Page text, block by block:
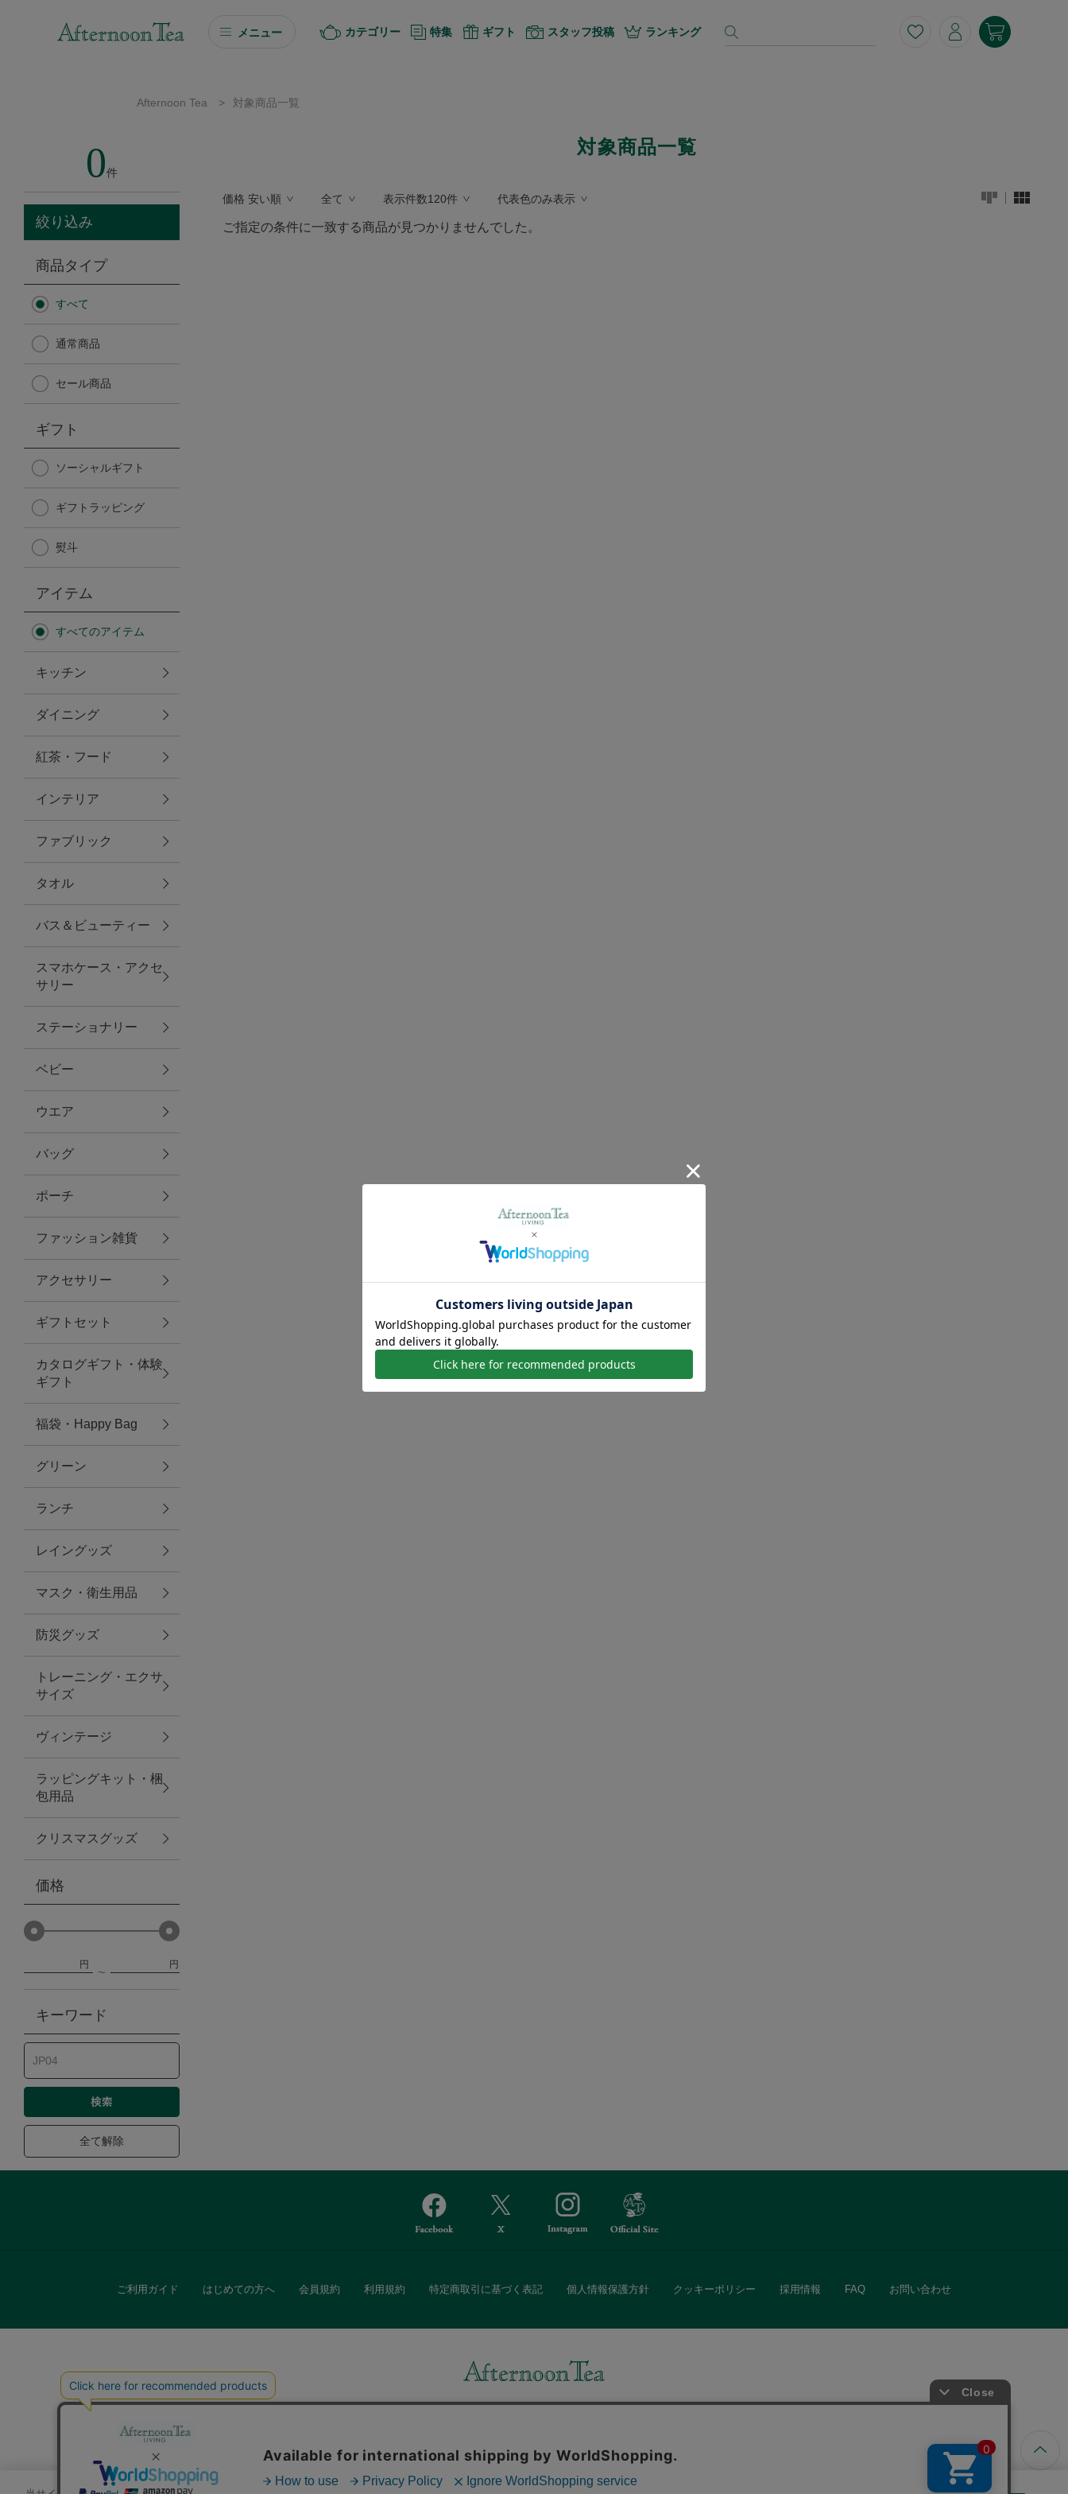
メニュー
ソーシャルギフト
カタログギフト
Afternoon Tea TEAROOM
Afternoon Tea TEAROOM
日傘
保冷バッグ
無重力シリーズ
トラベルグッズ
ランチ
バッグ
キッチン・ダイニング
ダイニング
キッチン
ファブリック
グリーン
バス＆ビューティー
バス＆ビューティー
タオル
ウエア＆バッグ
ウエア
レイングッズ
アクセサリー
ファッション雑貨
ファッショングッズ
スマホケース・アクセサリー
ポーチ
ステーショナリー
その他
紅茶・フード
防災グッズ・非常食
トレーニング
ヴィンテージ
カテゴリー 特集 ギフト スタッフ投稿 ランキング
Afternoon Tea > 対象商品一覧
0件
絞り込み
商品タイプ
すべて
通常商品
セール商品
ギフト
ソーシャルギフト
ギフトラッピング
熨斗
アイテム
すべてのアイテム
キッチン
ダイニング
紅茶・フード
インテリア
ファブリック
タオル
バス＆ビューティー
スマホケース・アクセ
サリー
ステーショナリー
ベビー
ウエア
バッグ
ポーチ
ファッション雑貨
アクセサリー
ギフトセット
カタログギフト・体験
ギフト
福袋・Happy Bag
グリーン
ランチ
レイングッズ
マスク・衛生用品
防災グッズ
トレーニング・エクサ
サイズ
ヴィンテージ
ラッピングキット・梱
包用品
クリスマスグッズ
価格
円 円
キーワード
全て解除
対象商品一覧
価格 安い順 全て 表示件数120件 代表色のみ表示
ご指定の条件に一致する商品が見つかりませんでした。
ご利用ガイド はじめての方へ 会員規約 利用規約 特定商取引に基づく表記 個人情報保護方針 クッキーポリシー 採用情報 FAQ お問い合わせ
また、ギフトセットなどギフトにぴったりの豊富な商品がラインナップ。
「ソーシャルギフト」サービスもご提供しています。